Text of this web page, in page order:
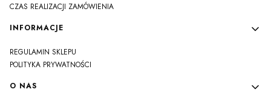
CZAS REALIZACJI ZAMÓWIENIA
INFORMACJE
REGULAMIN SKLEPU
POLITYKA PRYWATNOŚCI
O NAS